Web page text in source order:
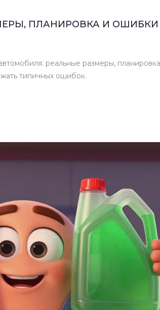
ПЛАНИРОВКА И ОШИБКИ
реальные размеры,
типичных ошибок.